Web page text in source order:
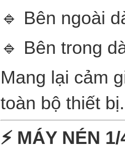
🔹 Bên ngoài
🔹 Bên trong
Mang lại cảm
toàn bộ thiết bị.
⚡ MÁY NÉN